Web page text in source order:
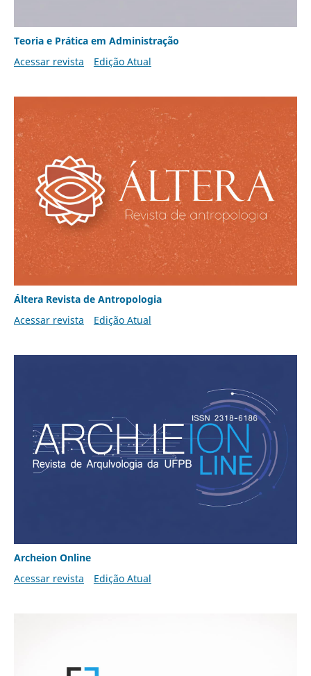
Teoria e Prática em Administração
Acessar revista
Edição Atual
Áltera Revista de Antropologia
Acessar revista
Edição Atual
Archeion Online
Acessar revista
Edição Atual